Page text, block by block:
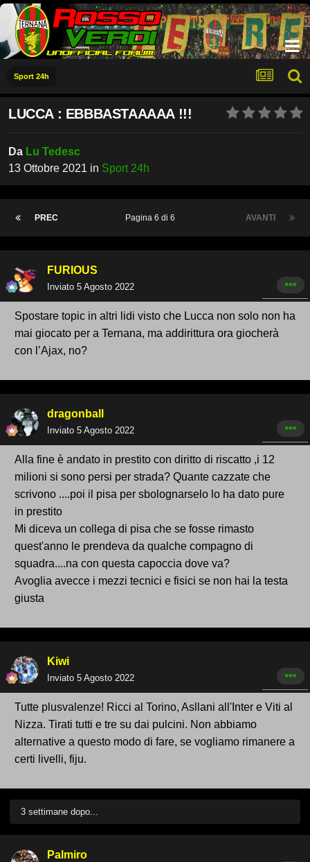
Sport 24h
LUCCA : EBBBASTAAAAA !!!
Da Lu Tedesc
13 Ottobre 2021 in Sport 24h
PREC AVANTI
Pagina 6 di 6
FURIOUS
Inviato 5 Agosto 2022
Spostare topic in altri lidi visto che Lucca non solo non ha
mai giocato per a Ternana, ma addirittura ora giocherà
con l’Ajax, no?
dragonball
Inviato 5 Agosto 2022
Alla fine è andato in prestito con diritto di riscatto ,i 12
milioni si sono persi per strada? Quante cazzate che
scrivono ....poi il pisa per sbolognarselo lo ha dato pure
in prestito
Mi diceva un collega di pisa che se fosse rimasto
quest'anno le prendeva da qualche compagno di
squadra....na con questa capoccia dove va?
Avoglia avecce i mezzi tecnici e fisici se non hai la testa
giusta
Kiwi
Inviato 5 Agosto 2022
Tutte plusvalenze! Ricci al Torino, Asllani all'Inter e Viti al
Nizza. Tirati tutti e tre su dai pulcini. Non abbiamo
alternative a questo modo di fare, se vogliamo rimanere a
certi livelli, fiju.
3 settimane dopo...
Palmiro